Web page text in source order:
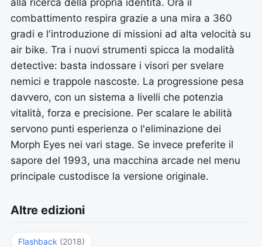
alla ricerca della propria identità. Ora il
combattimento respira grazie a una mira a 360
gradi e l'introduzione di missioni ad alta velocità su
air bike. Tra i nuovi strumenti spicca la modalità
detective: basta indossare i visori per svelare
nemici e trappole nascoste. La progressione pesa
davvero, con un sistema a livelli che potenzia
vitalità, forza e precisione. Per scalare le abilità
servono punti esperienza o l'eliminazione dei
Morph Eyes nei vari stage. Se invece preferite il
sapore del 1993, una macchina arcade nel menu
principale custodisce la versione originale.
Altre edizioni
Flashback (2018)